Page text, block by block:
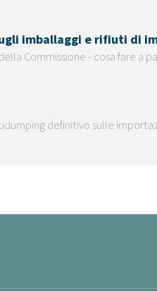
imballaggi e rifiuti di
Commissione - cosa fare a
definitivo sulle